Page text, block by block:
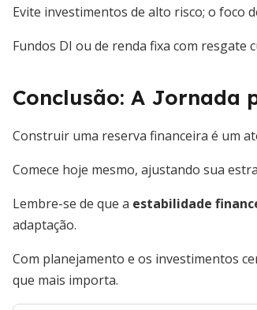
Evite investimentos de alto risco; o foco
Fundos DI ou de renda fixa com
Conclusão: A Jornada
Construir uma reserva financeira é um
Comece hoje mesmo, ajustando sua
Lembre-se de que a estabilidade
adaptação.
Com planejamento e os investimentos
que mais importa.